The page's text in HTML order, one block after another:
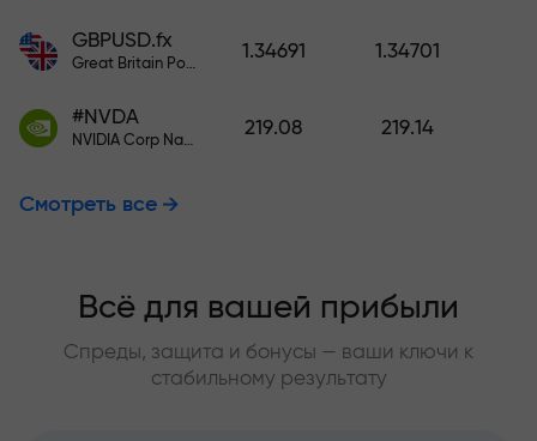
GBPUSD.fx
Great Britain Pound vs US Dollar
1.34691 1.34701
#NVDA
NVIDIA Corp Nasdaq Stock Exchange (Nasdaq) USD
219.08 219.14
Смотреть все
Всё для вашей прибыли
Спреды, защита и бонусы — ваши ключи к
стабильному результату